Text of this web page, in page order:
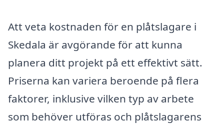
Att veta kostnaden för en plåtslagare i
Skedala är avgörande för att kunna
planera ditt projekt på ett effektivt sätt.
Priserna kan variera beroende på flera
faktorer, inklusive vilken typ av arbete
som behöver utföras och plåtslagarens